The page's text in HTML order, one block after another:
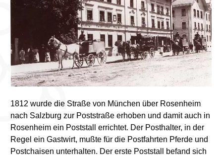
1812 wurde die Straße von München über Rosenheim
nach Salzburg zur Poststraße erhoben und damit auch in
Rosenheim ein Poststall errichtet. Der Posthalter, in der
Regel ein Gastwirt, mußte für die Postfahrten Pferde und
Postchaisen unterhalten. Der erste Poststall befand sich